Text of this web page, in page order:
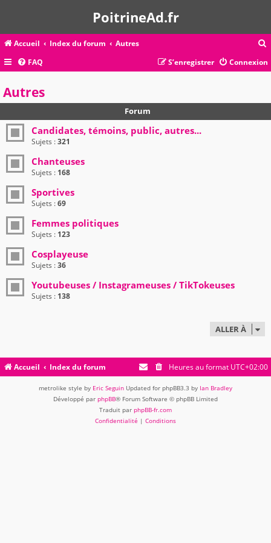
PoitrineAd.fr
Accueil Index du forum Autres
c
e
r
FAQ Connexion
S’enregistrer
Autres
Forum
Candidates, témoins, public, autres...
Sujets :321
Chanteuses
Sujets : 168
Sportives
Sujets :69
Femmes politiques
Sujets : 123
Cosplayeuse
Sujets :36
Youtubeuses / Instagrameuses / TikTokeuses
Sujets : 138
ALLER À
Accueil Index du forum Heures au format UTC+02:00
metrolike style by Eric Seguin Updated for phpBB3.3 by Ian Bradley
Développé par phpBB® Forum Software © phpBB Limited
Traduit par phpBB-fr.com
Confidentialité | Conditions